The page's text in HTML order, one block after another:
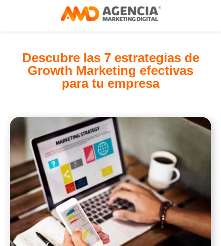
Descubre las 7 estrategias de
Growth Marketing efectivas
para tu empresa